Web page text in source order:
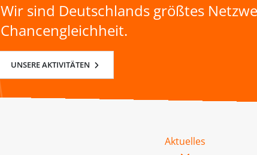
Wir sind Deutschlands größtes
Chancengleichheit.
UNSERE AKTIVITÄTEN
Aktuelles